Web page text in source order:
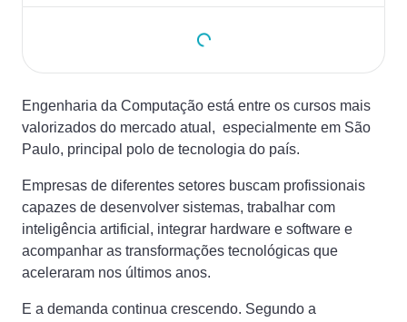
Engenharia da Computação está entre os cursos mais
valorizados do mercado atual, especialmente em São
Paulo, principal polo de tecnologia do país.
Empresas de diferentes setores buscam profissionais
capazes de desenvolver sistemas, trabalhar com
inteligência artificial, integrar hardware e software e
acompanhar as transformações tecnológicas que
aceleraram nos últimos anos.
E a demanda continua crescendo. Segundo a